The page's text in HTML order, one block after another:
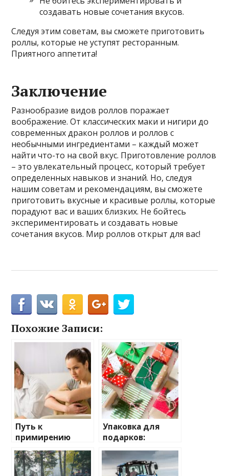
создавать новые сочетания вкусов.
Следуя этим советам, вы сможете приготовить
роллы, которые не уступят ресторанным.
Приятного аппетита!
Заключение
Разнообразие видов роллов поражает
воображение. От классических маки и нигири до
современных дракон роллов и роллов с
необычными ингредиентами – каждый может
найти что-то на свой вкус. Приготовление роллов
– это увлекательный процесс, который требует
определенных навыков и знаний. Но, следуя
нашим советам и рекомендациям, вы сможете
приготовить вкусные и красивые роллы, которые
порадуют вас и ваших близких. Не бойтесь
экспериментировать и создавать новые
сочетания вкусов. Мир роллов открыт для вас!
Похожие Записи:
Путь к
примирению
после бури в
отношениях
Упаковка для
подарков:
искусство
создавать
праздник